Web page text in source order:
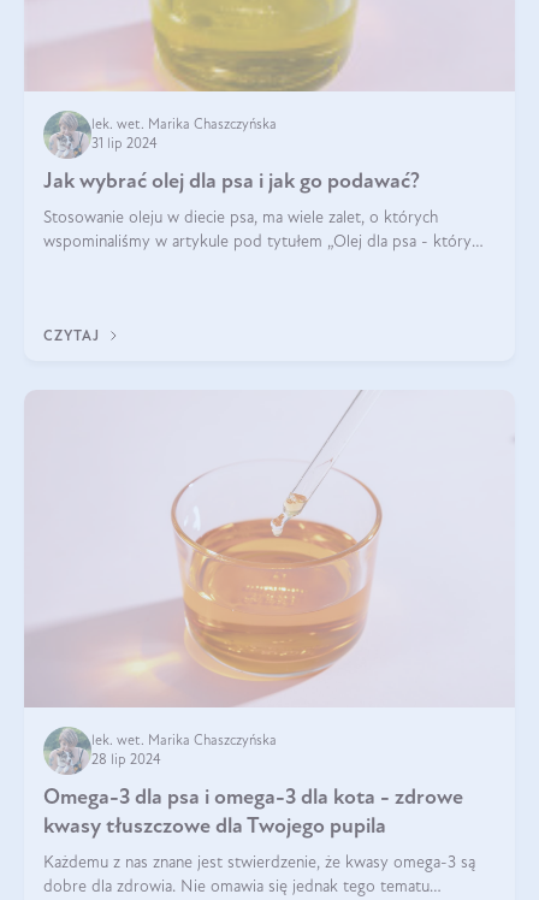
lek. wet. Marika Chaszczyńska
31 lip 2024
Jak wybrać olej dla psa i jak go podawać?
Stosowanie oleju w diecie psa, ma wiele zalet, o których
wspominaliśmy w artykule pod tytułem „Olej dla psa - który
CZYTAJ
lek. wet. Marika Chaszczyńska
28 lip 2024
Omega-3 dla psa i omega-3 dla kota - zdrowe
kwasy tłuszczowe dla Twojego pupila
Każdemu z nas znane jest stwierdzenie, że kwasy omega-3 są
dobre dla zdrowia. Nie omawia się jednak tego tematu